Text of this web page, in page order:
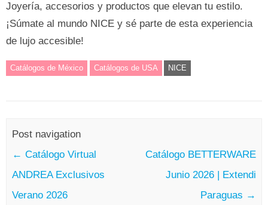
Joyería, accesorios y productos que elevan tu estilo.
¡Súmate al mundo NICE y sé parte de esta experiencia
de lujo accesible!
Catálogos de México Catálogos de USA NICE
Post navigation
← Catálogo Virtual
ANDREA Exclusivos
Verano 2026
Catálogo BETTERWARE
Junio 2026 | Extendi
Paraguas →